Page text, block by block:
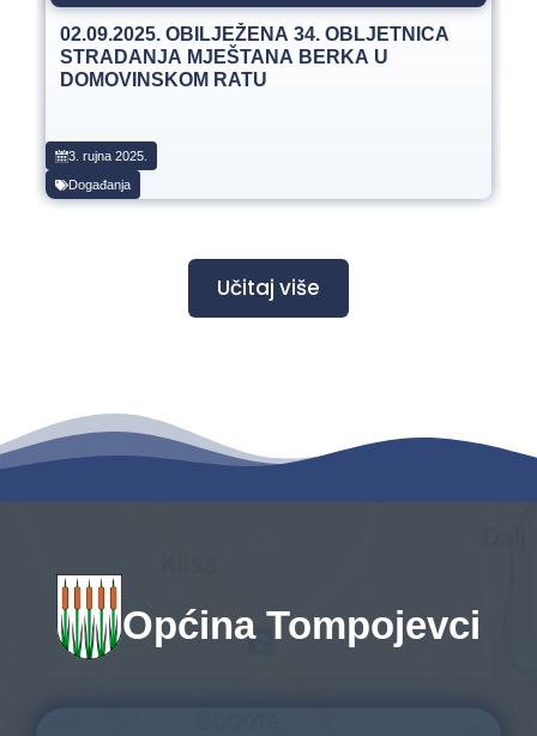
02.09.2025. OBILJEŽENA 34. OBLJETNICA
STRADANJA MJEŠTANA BERKA U
DOMOVINSKOM RATU
3. rujna 2025.
Događanja
Učitaj više
Općina Tompojevci